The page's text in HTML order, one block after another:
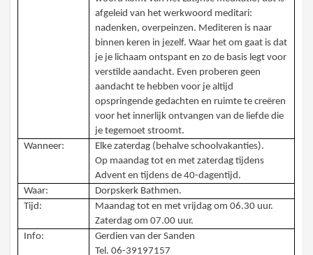
afgeleid van het werkwoord meditari:
nadenken, overpeinzen. Mediteren is naar
binnen keren in jezelf. Waar het om gaat is dat
je je lichaam ontspant en zo de basis legt voor
verstilde aandacht. Even proberen geen
aandacht te hebben voor je altijd
opspringende gedachten en ruimte te creëren
voor het innerlijk ontvangen van de liefde die
je tegemoet stroomt.
Wanneer:
Elke zaterdag (behalve schoolvakanties).
Op maandag tot en met zaterdag tijdens
Advent en tijdens de 40-dagentijd.
Waar:
Dorpskerk Bathmen.
Tijd:
Maandag tot en met vrijdag om 06.30 uur.
Zaterdag om 07.00 uur.
Info:
Gerdien van der Sanden
Tel. 06-39197157